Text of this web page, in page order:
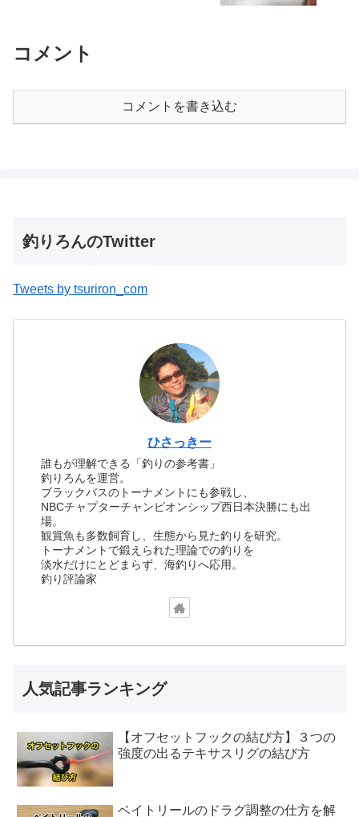
コメント
コメントを書き込む
釣りろんのTwitter
Tweets by tsuriron_com
ひさっきー
誰もが理解できる「釣りの参考書」
釣りろんを運営。
ブラックバスのトーナメントにも参戦し、
NBCチャプターチャンピオンシップ西日本決勝にも出
場。
観賞魚も多数飼育し、生態から見た釣りを研究。
トーナメントで鍛えられた理論での釣りを
淡水だけにとどまらず、海釣りへ応用。
釣り評論家
人気記事ランキング
【オフセットフックの結び方】３つの
強度の出るテキサスリグの結び方
ベイトリールのドラグ調整の仕方を解